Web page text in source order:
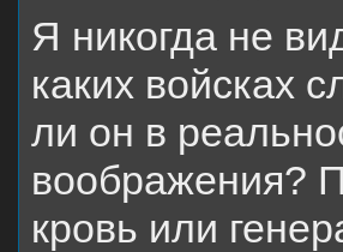
Я никогда не
каких войсках
ли он в
воображения?
кровь или